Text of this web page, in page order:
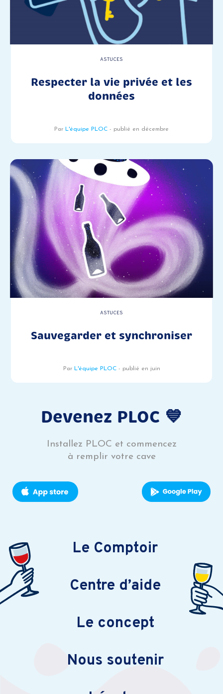
ASTUCES
Respecter la vie privée et les
données
Par L'équipe PLOC - publié en décembre
ASTUCES
Sauvegarder et synchroniser
Par L'équipe PLOC- publié en juin
Devenez PLOC 💙
Installez PLOC et commencez
à remplir votre cave
Le Comptoir
Centre d’aide
Le concept
Nous soutenir